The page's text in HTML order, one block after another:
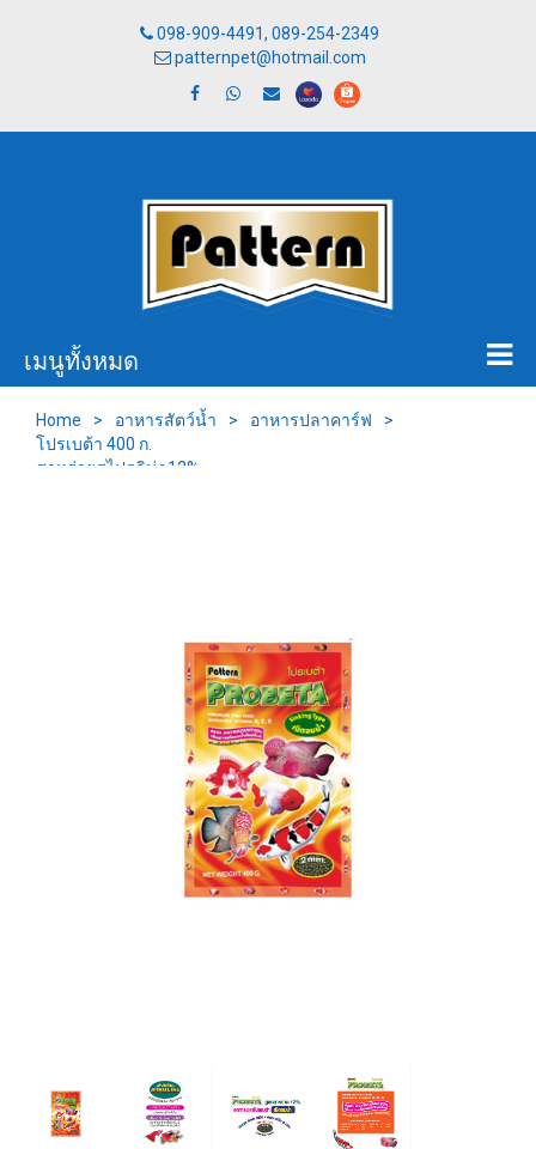
098-909-4491, 089-254-2349
patternpet@hotmail.com
เมนูทั้งหมด
Home > อาหารสัตว์น้ำ > อาหารปลาคาร์ฟ
>
โปรเบต้า 400 ก.
สาหร่ายสไปรูลิน่า12%